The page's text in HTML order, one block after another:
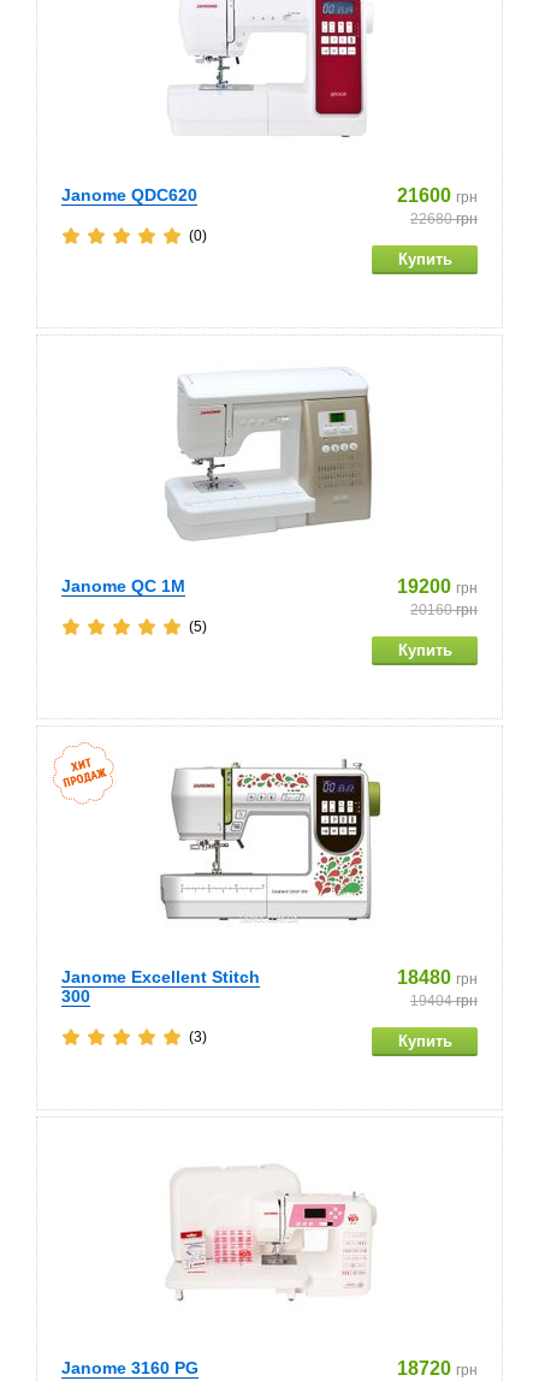
Janome QDC620 21600 грн
22680грн
(0)
Janome QC 1M 19200 грн
20160грн
(5)
Janome Excellent Stitch
300
18480 грн
19404грн
(3)
Janome 3160 PG 18720 грн